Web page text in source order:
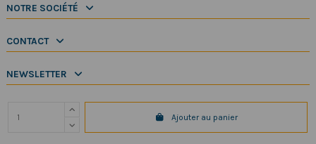
Ajouter au panier
NOTRE SOCIÉTÉ
CONTACT
NEWSLETTER
Copyright 2025 SeaElec.fr - Tous droits réservés